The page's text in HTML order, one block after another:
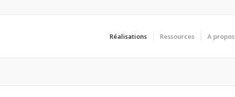
Réalisations Ressources A propos